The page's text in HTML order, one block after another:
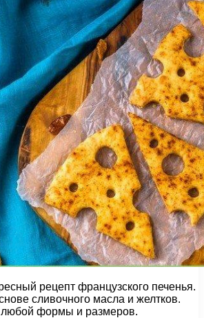
рецепт французского печенья.
сливочного масла и желтков.
любой формы и размеров.